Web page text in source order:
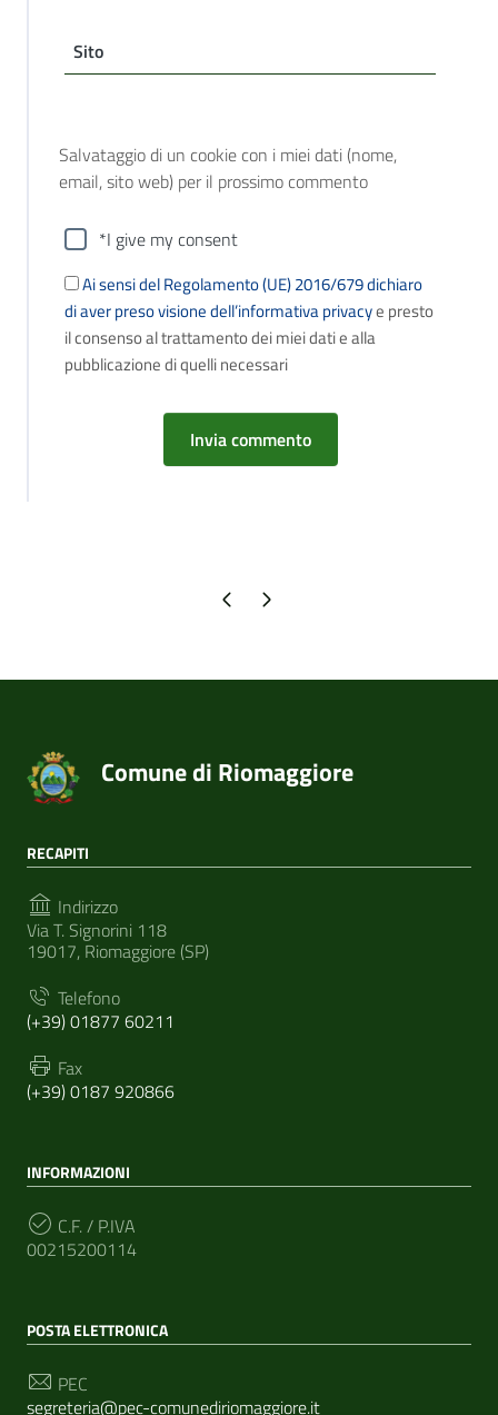
Sito
Salvataggio di un cookie con i miei dati (nome,
email, sito web) per il prossimo commento
*I give my consent
Ai sensi del Regolamento (UE) 2016/679 dichiaro
di aver preso visione dell’informativa privacye presto
il consenso al trattamento dei miei dati e alla
pubblicazione di quelli necessari
Pagina precedente
Pagina successiva
Comune di Riomaggiore
RECAPITI
Indirizzo
Via T. Signorini 118
19017, Riomaggiore (SP)
Telefono
(+39) 01877 60211
Fax
(+39) 0187 920866
INFORMAZIONI
C.F. / P.IVA
00215200114
POSTA ELETTRONICA
PEC
segreteria@pec-comunediriomaggiore.it